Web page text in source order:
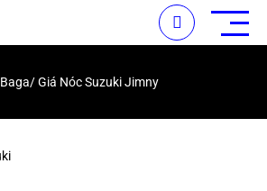
Baga/ Giá Nóc Suzuki Jimny